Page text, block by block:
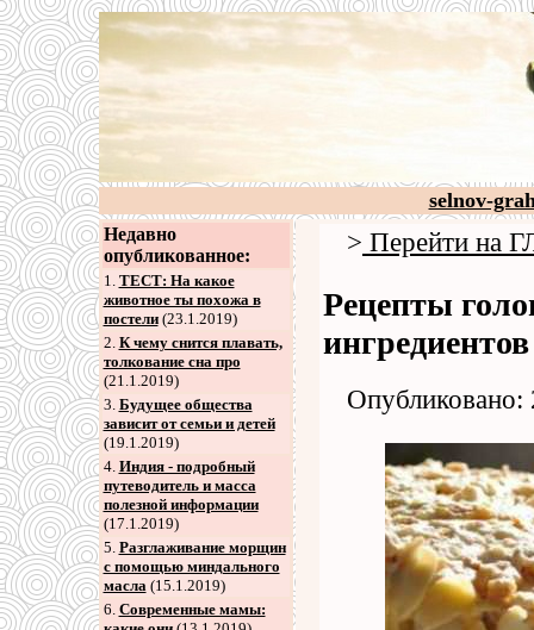
selnov-
Недавно
опубликованное:
1. ТЕСТ: На какое
животное ты похожа в
постели(23.1.2019)
2. К чему снится плавать,
толкование сна про
(21.1.2019)
3. Будущее общества
зависит от семьи и детей
(19.1.2019)
4. Индия - подробный
путеводитель и масса
полезной информации
(17.1.2019)
5. Разглаживание морщин
с помощью миндального
масла(15.1.2019)
6. Современные мамы:
> Перейти на
Рецепты
ингредиентов
Опубликовано: